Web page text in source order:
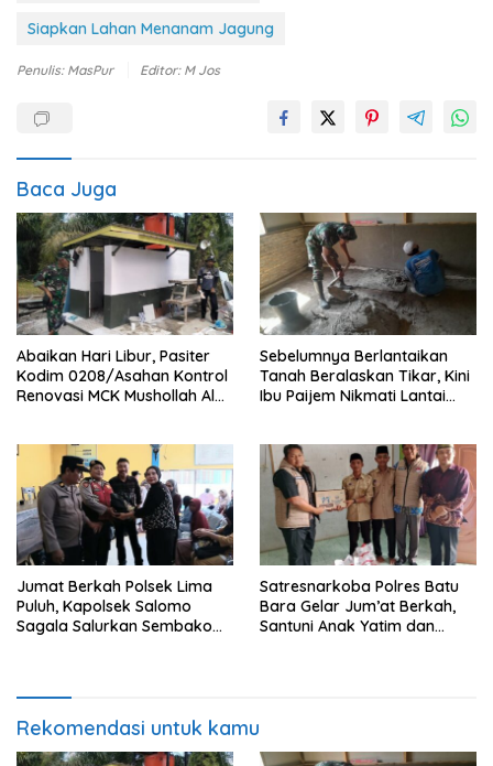
Siapkan Lahan Menanam Jagung
Penulis: MasPur Editor: M Jos
Baca Juga
Abaikan Hari Libur, Pasiter
Kodim 0208/Asahan Kontrol
Renovasi MCK Mushollah Al
Sebelumnya Berlantaikan
Tanah Beralaskan Tikar, Kini
Ibu Paijem Nikmati Lantai
0208/Asahan
Jumat Berkah Polsek Lima
Puluh, Kapolsek Salomo
Sagala Salurkan Sembako
Satresnarkoba Polres Batu
Bara Gelar Jum’at Berkah,
Santuni Anak Yatim dan
Rekomendasi untuk kamu